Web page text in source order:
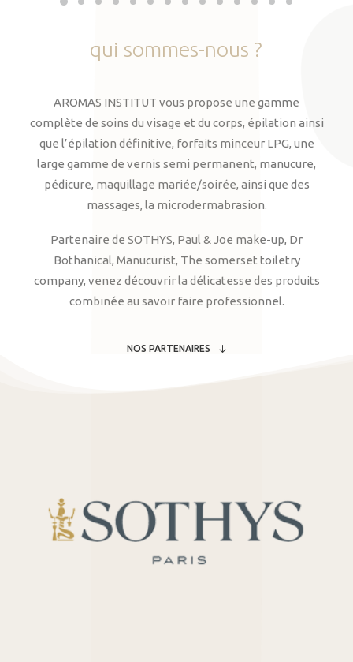
qui sommes-nous ?
AROMAS INSTITUT vous propose une gamme
complète de soins du visage et du corps, épilation ainsi
que l’épilation définitive, forfaits minceur LPG, une
large gamme de vernis semi permanent, manucure,
pédicure, maquillage mariée/soirée, ainsi que des
massages, la microdermabrasion.
Partenaire de SOTHYS, Paul & Joe make-up, Dr
Bothanical, Manucurist, The somerset toiletry
company, venez découvrir la délicatesse des produits
combinée au savoir faire professionnel.
NOS PARTENAIRES